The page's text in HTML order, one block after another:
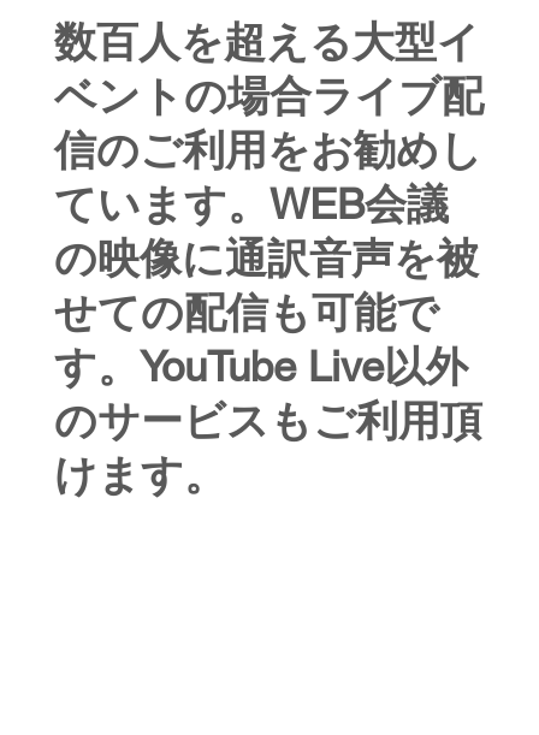
数百人を超える大型イ
ベントの場合ライブ配
信のご利用をお勧めし
ています。WEB会議
の映像に通訳音声を被
せての配信も可能で
す。YouTube Live以外
のサービスもご利用頂
けます。